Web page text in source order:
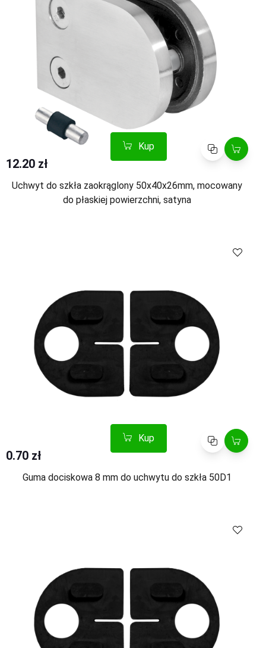
Kup Porównaj
12.20 zł
Uchwyt do szkła zaokrąglony 50x40x26mm, mocowany
do płaskiej powierzchni, satyna
Kup Porównaj
0.70 zł
Guma dociskowa 8 mm do uchwytu do szkła 50D1